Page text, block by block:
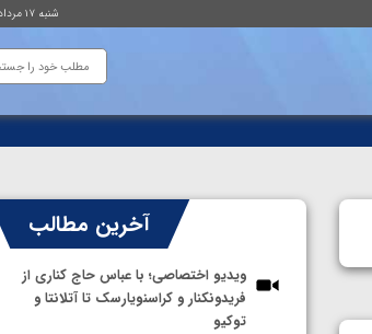
شنبه ۱۷ مرداد ۱۴۰۵ ساعت : ۱۱:۲۲
آخرین مطالب
ویدیو اختصاصی؛ با عباس حاج کناری از
فریدونکنار و کراسنویارسک تا آتلانتا و
توکیو